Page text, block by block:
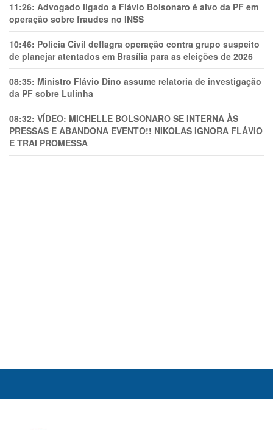
11:26: Advogado ligado a Flávio Bolsonaro é alvo da PF em
operação sobre fraudes no INSS
10:46: Polícia Civil deflagra operação contra grupo suspeito
de planejar atentados em Brasília para as eleições de 2026
08:35: Ministro Flávio Dino assume relatoria de investigação
da PF sobre Lulinha
08:32: VÍDEO: MICHELLE BOLSONARO SE INTERNA ÀS
PRESSAS E ABANDONA EVENTO!! NIKOLAS IGNORA FLÁVIO
E TRAl PROMESSA